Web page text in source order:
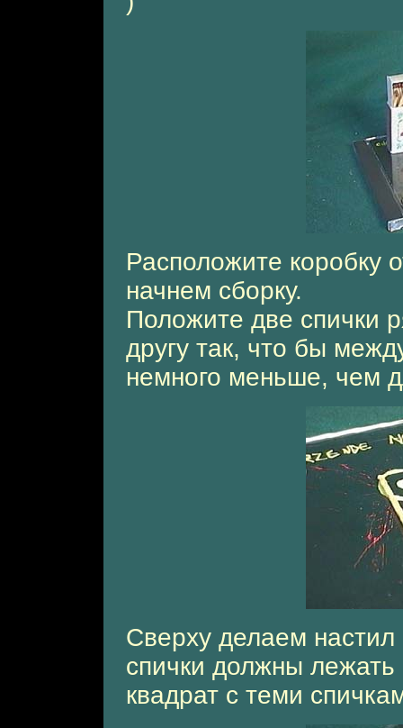
Расположите коробку
начнем сборку.
Положите две спички
другу так, что бы
немного меньше, чем
Сверху делаем
спички должны
квадрат с теми